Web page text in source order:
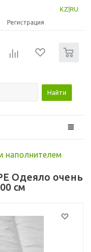
KZ RU
Регистрация
Найти
наполнителем
Одеяло очень
см